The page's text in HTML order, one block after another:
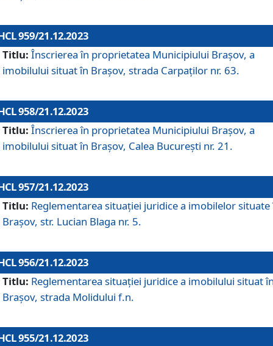
959/21.12.2023
Titlu: Înscrierea în proprietatea Municipiului Brașov, a
imobilului situat în Brașov, strada Carpaților nr. 63.
958/21.12.2023
Titlu: Înscrierea în proprietatea Municipiului Brașov, a
imobilului situat în Brașov, Calea București nr. 21.
957/21.12.2023
Titlu: Reglementarea situației juridice a imobilelor situate
Brașov, str. Lucian Blaga nr. 5.
956/21.12.2023
Titlu: Reglementarea situației juridice a imobilului situat
Brașov, strada Molidului f.n.
955/21.12.2023